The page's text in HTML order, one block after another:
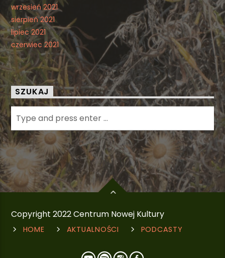
wrzesień 2021
sierpień 2021
lipiec 2021
czerwiec 2021
SZUKAJ
Copyright 2022 Centrum Nowej Kultury
HOME AKTUALNOŚCI PODCASTY